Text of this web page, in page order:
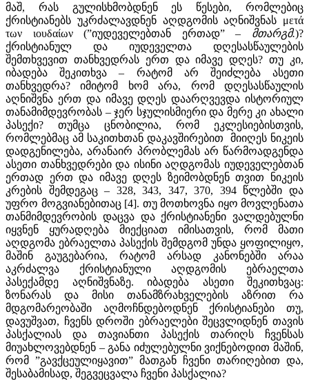
მაშ, რას გულისხმობდნენ ეს წესები, რომლებიც
ქრისტიანებს უკრძალავდნენ აღდგომის აღნიშვნას μετά
των ιουδαίων (”იუდეველებთან ერთად” – მთარგმ.)?
ქრისტიანულ და იუდეველთა დღესასწაულების
შემთხვევით თანხვედრას ერთ და იმავე დღეს? თუ კი,
იბადება შეკითხვა – რატომ არ შეიძლება ასეთი
თანხვედრა? იმიტომ ხომ არა, რომ დღესასწაულის
აღნიშვნა ერთ და იმავე დღეს დაარღვევდა ისტორიულ
თანამიმდევრობას – ჯერ სჯულისმიერი და მერე კი ახალი
პასექი? თუმცა ცნობილია, რომ ეკლესიებისთვის,
რომლებმაც ამ საკითხთან დაკავშირებით მიიღეს ნიკეის
დადგენილება, არანაირ პრობლემას არ წარმოადგენდა
ასეთი თანხვედრები და ისინი აღდგომას იუდეველებთან
ერთად ერთ და იმავე დღეს ზეიმობდნენ თვით ნიკეის
კრების შემდეგაც – 328, 343, 347, 370, 394 წლებში და
უფრო მოგვიანებითაც [4]. თუ მოთხოვნა იყო მოვლენათა
თანმიმდევრობის დაცვა და ქრისტიანენი ვალდებულნი
იყვნენ ყურადღება მიექციათ იმისათვის, რომ მათი
აღდგომა ებრაელთა პასექის შემდგომ უნდა ყოფილიყო,
მაშინ გაუგებარია, რატომ არსად კანონებში არაა
აკრძალვა ქრისტიანული აღდგომის ებრაელთა
პასექამდე აღნიშვნაზე. იბადება ასეთი შეკითხვაც:
ზონარას და მისი თანამზრახველების აზრით რა
მდგომარეობაში აღმოჩნდებოდნენ ქრისტიანები თუ,
დავუშვათ, ჩვენს დროში ებრაელები შეცვლიდნენ თავის
პასქალიას და თავიანთი პასექის თარიღს ჩვენსას
მიუახლოვებდნენ – განა იძულებულნი ვიქნებოდით მაშინ,
რომ ”გავქცეულიყავით” მათგან ჩვენი თარიღებით და,
შესაბამისად, შეგვეცვალა ჩვენი პასქალია?